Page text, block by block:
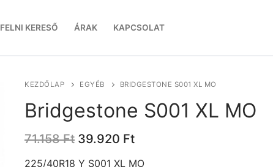
FELNI KERESŐ ÁRAK KAPCSOLAT
KEZDŐLAP EGYÉB BRIDGESTONE S001 XL MO
Bridgestone S001 XL MO
71.158Ft Original
was:
39.920 FtCurrent
is:
225/40R18 Y S001 XL MO